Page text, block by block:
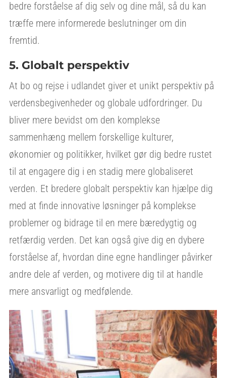
bedre forståelse af dig selv og dine mål, så du kan
træffe mere informerede beslutninger om din
fremtid.
5. Globalt perspektiv
At bo og rejse i udlandet giver et unikt perspektiv på
verdensbegivenheder og globale udfordringer. Du
bliver mere bevidst om den komplekse
sammenhæng mellem forskellige kulturer,
økonomier og politikker, hvilket gør dig bedre rustet
til at engagere dig i en stadig mere globaliseret
verden. Et bredere globalt perspektiv kan hjælpe dig
med at finde innovative løsninger på komplekse
problemer og bidrage til en mere bæredygtig og
retfærdig verden. Det kan også give dig en dybere
forståelse af, hvordan dine egne handlinger påvirker
andre dele af verden, og motivere dig til at handle
mere ansvarligt og medfølende.